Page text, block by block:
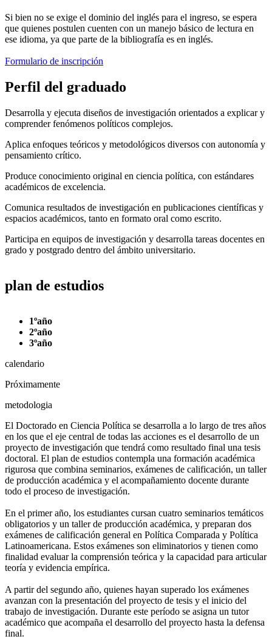
Si bien no se exige el dominio del inglés para el ingreso, se espera
que quienes postulen cuenten con un manejo básico de lectura en
ese idioma, ya que parte de la bibliografía es en inglés.
Formulario de inscripción
Perfil del graduado
Desarrolla y ejecuta diseños de investigación orientados a explicar y
comprender fenómenos políticos complejos.
Aplica enfoques teóricos y metodológicos diversos con autonomía y
pensamiento crítico.
Produce conocimiento original en ciencia política, con estándares
académicos de excelencia.
Comunica resultados de investigación en publicaciones científicas y
espacios académicos, tanto en formato oral como escrito.
Participa en equipos de investigación y desarrolla tareas docentes en
grado y postgrado dentro del ámbito universitario.
plan de estudios
1ºaño
2ºaño
3ºaño
calendario
Próximamente
metodologia
El Doctorado en Ciencia Política se desarrolla a lo largo de tres años
en los que el eje central de todas las acciones es el desarrollo de un
proyecto de investigación que tendrá como resultado final una tesis
doctoral. El plan de estudios contempla una formación académica
rigurosa que combina seminarios, exámenes de calificación, un taller
de producción académica y el acompañamiento docente durante
todo el proceso de investigación.
En el primer año, los estudiantes cursan cuatro seminarios temáticos
obligatorios y un taller de producción académica, y preparan dos
exámenes de calificación general en Política Comparada y Política
Latinoamericana. Estos exámenes son eliminatorios y tienen como
finalidad evaluar la comprensión teórica y la capacidad para articular
teoría y evidencia empírica.
A partir del segundo año, quienes hayan superado los exámenes
avanzan con la presentación del proyecto de tesis y el inicio del
trabajo de investigación. Durante este período se asigna un tutor
académico que acompaña el desarrollo del proyecto hasta la defensa
final.